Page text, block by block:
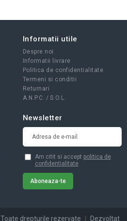
Informatii utile
Despre noi
Informatii livrare
Politica de confidentialitate
Termeni si conditii
Returnari
A.N.P.C. / S.O.L.
Newsletter
Am citit si accept politica de
confidentialitate
Toate drepturile rezervate | Dezvoltat